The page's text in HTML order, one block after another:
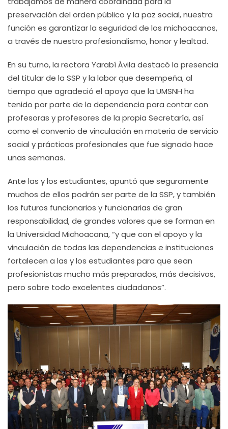
preservación del orden público y la paz social, nuestra
función es garantizar la seguridad de los michoacanos,
a través de nuestro profesionalismo, honor y lealtad.
En su turno, la rectora Yarabí Ávila destacó la presencia
del titular de la SSP y la labor que desempeña, al
tiempo que agradeció el apoyo que la UMSNH ha
tenido por parte de la dependencia para contar con
profesoras y profesores de la propia Secretaría, así
como el convenio de vinculación en materia de servicio
social y prácticas profesionales que fue signado hace
unas semanas.
Ante las y los estudiantes, apuntó que seguramente
muchos de ellos podrán ser parte de la SSP, y también
los futuros funcionarios y funcionarias de gran
responsabilidad, de grandes valores que se forman en
la Universidad Michoacana, “y que con el apoyo y la
vinculación de todas las dependencias e instituciones
fortalecen a las y los estudiantes para que sean
profesionistas mucho más preparados, más decisivos,
pero sobre todo excelentes ciudadanos”.